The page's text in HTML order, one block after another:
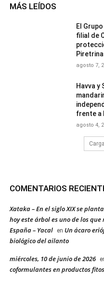
MÁS LEÍDOS
El
filial de
agosto 7,
Havva y
frente a
agosto 4,
COMENTARIOS
Xataka – En el siglo XIX se
hoy este árbol es uno de los
España – Yacal
en Un ácaro
biológico del ailanto
miércoles, 10 de junio de 2026
coformulantes en productos